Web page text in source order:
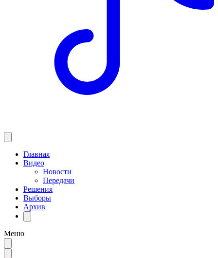
Главная
Видео
Новости
Передачи
Решения
Выборы
Архив
Меню